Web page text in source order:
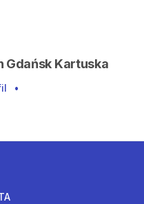
Gdańsk Kartuska
•